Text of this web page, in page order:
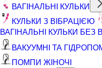
ВАГІНАЛЬНІ КУЛЬКИ
КУЛЬКИ З ВІБРАЦІЄЮ
ВАГІНАЛЬНІ КУЛЬКИ БЕЗ
ВАКУУМНІ ТА
ПОМПИ ЖІНОЧІ